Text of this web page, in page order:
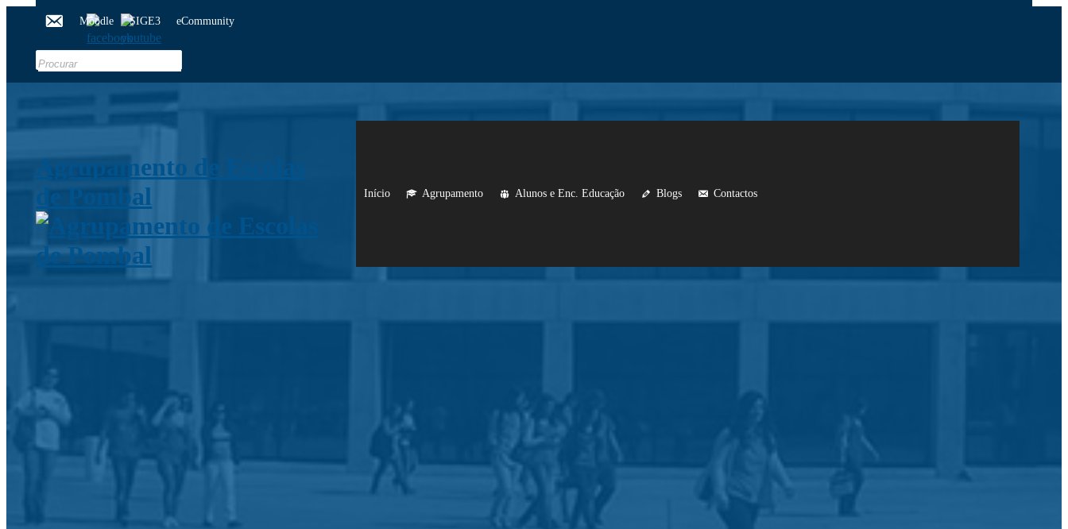
Moodle SIGE3 eCommunity
Search
for:
Agrupamento de Escolas
de Pombal
Início Agrupamento Alunos e Enc. Educação Blogs Contactos
Início
Agrupamento
Breve nota histórica
Clubes e Projetos
Ano Letivo
Provas e Exames Nacionais
Associação de Pais e Enc. de Educação 2
Bibliotecas Escolares
Centro Qualifica